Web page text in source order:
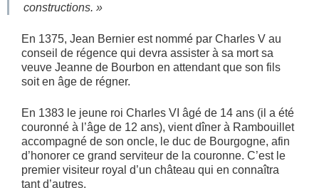
constructions. »
En 1375, Jean Bernier est nommé par Charles V au
conseil de régence qui devra assister à sa mort sa
veuve Jeanne de Bourbon en attendant que son fils
soit en âge de régner.
En 1383 le jeune roi Charles VI âgé de 14 ans (il a été
couronné à l’âge de 12 ans), vient dîner à Rambouillet
accompagné de son oncle, le duc de Bourgogne, afin
d’honorer ce grand serviteur de la couronne. C’est le
premier visiteur royal d’un château qui en connaîtra
tant d’autres.